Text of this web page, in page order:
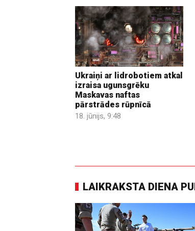
Ukraiņi ar lidrobotiem atkal
izraisa ugunsgrēku
Maskavas naftas
pārstrādes rūpnīcā
18. jūnijs, 9:48
LAIKRAKSTA DIENA